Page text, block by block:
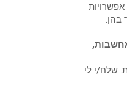
אפשרויות
בהן.
שלח/י לי